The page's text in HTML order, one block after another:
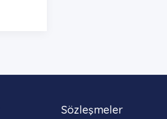
Sözleşmeler